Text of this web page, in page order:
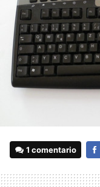
1 comentario